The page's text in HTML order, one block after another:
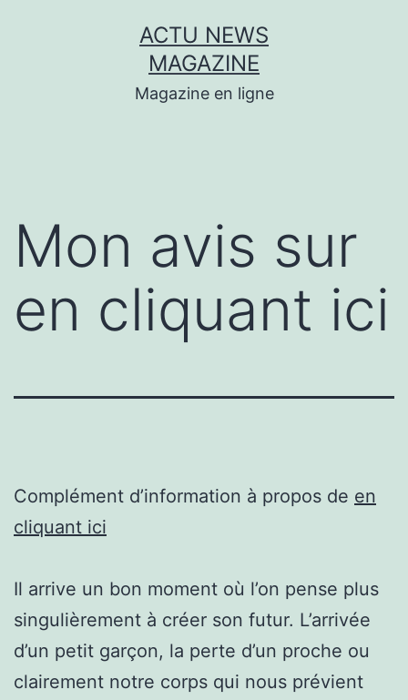
ACTU NEWS
MAGAZINE
Magazine en ligne
Mon avis sur
en cliquant ici
Complément d’information à propos de en
cliquant ici
Il arrive un bon moment où l’on pense plus
singulièrement à créer son futur. L’arrivée
d’un petit garçon, la perte d’un proche ou
clairement notre corps qui nous prévient